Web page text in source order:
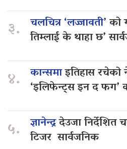
३. चलचित्र ‘लज्जावती’को
तिम्लाई के थाहा छ’
४. कान्समाइतिहास रचेको
‘इलिफेन्ट्स इन द फग’
५. ज्ञानेन्द्रदेउजा निर्देशित
टिजर सार्वजनिक